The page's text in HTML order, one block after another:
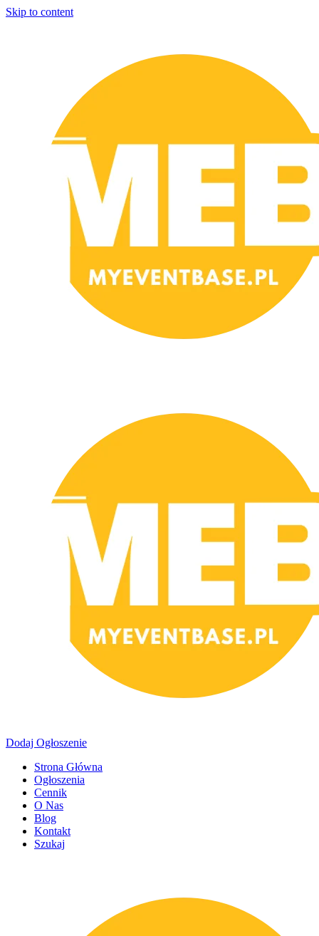
Skip to content
Dodaj Ogłoszenie
Strona Główna
Ogłoszenia
Cennik
O Nas
Blog
Kontakt
Szukaj